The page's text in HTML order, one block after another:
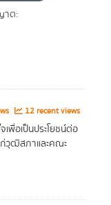
ต:
12 recent views
พื่อเป็นประโยชน์ต่อ
วุฒิสภาและคณะ